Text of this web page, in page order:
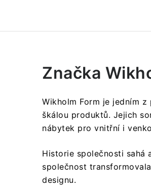
Značka
Wikholm Form je jedním
škálou produktů. Jejich
nábytek pro vnitřní i
Historie společnosti sahá
společnost
designu.